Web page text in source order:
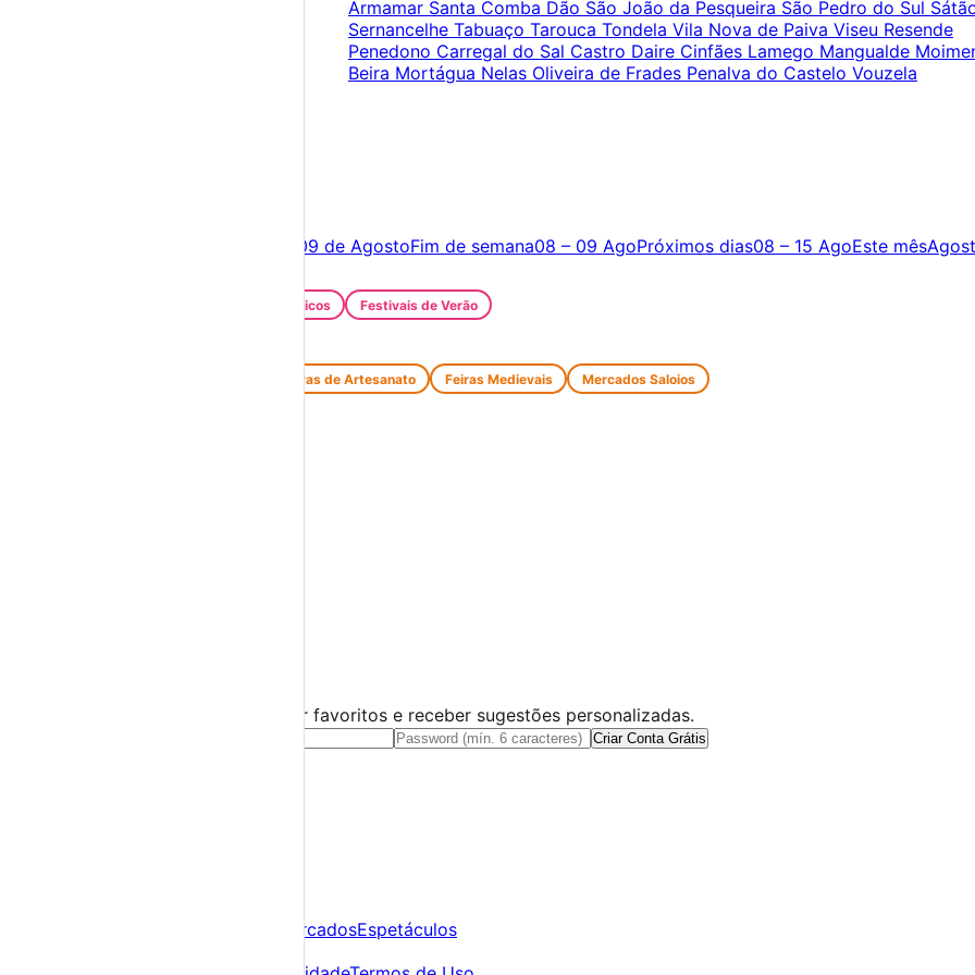
Armamar Santa Comba Dão São João da Pesqueira São Pedro do Sul
Sernancelhe Tabuaço Tarouca Tondela Vila Nova de Paiva Viseu Resende
Penedono Carregal do Sal Castro Daire Cinfães Lamego Mangualde
Beira Mortágua Nelas Oliveira de Frades Penalva do Castelo Vouzela
09 de AgostoFim de semana08 – 09 AgoPróximos dias08 – 15 AgoEste mês
Festivais Gastronómicos Festivais de Verão
Feiras de Artesanato Feiras Medievais Mercados Saloios
Cria uma conta gratuita para guardar favoritos e receber sugestões personalizadas.
Criar Conta Grátis
Feiras e MercadosEspetáculos